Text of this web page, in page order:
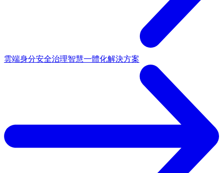
雲端身分安全治理智慧一體化解決方案